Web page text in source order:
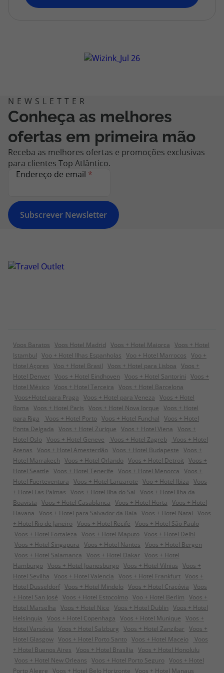
topatlantico@topatlantico.com
Conheça as melhores
ofertas em primeira mão
Receba as melhores ofertas e promoções exclusivas
para clientes Top Atlântico.
Endereço de email *
Subscrever Newsletter
Voos Baratos Voos Hotel Madrid Voos + Hotel Maiorca Voos + Hotel
Istambul Voo + Hotel Ilhas Espanholas Voo + Hotel Marrocos Voo +
Hotel Açores Voo + Hotel Brasil Voos + Hotel para Lisboa Voos +
Hotel Denver Voos + Hotel Eindhoven Voos + Hotel Santorini Voos +
Hotel México Voos + Hotel Terceira Voos + Hotel Barcelona
Voos+Hotel para Praga Voos + Hotel para Veneza Voos + Hotel
Roma Voos + Hotel Paris Voos + Hotel Nova Iorque Voos + Hotel
para Riga
Voos + Hotel Porto Voos + Hotel Funchal Voos + Hotel
Ponta Delgada Voos + Hotel Zurique Voos + Hotel Viena Voos +
Hotel Oslo Voos + Hotel Geneve Voos + Hotel Zagreb
Voos + Hotel
Atenas Voos + Hotel Amesterdão Voos + Hotel Budapeste Voos +
Hotel Marrakech Voos + Hotel Orlando Voos + Hotel Detroit Voos +
Hotel Seattle Voos + Hotel Tenerife Voos + Hotel Menorca Voos +
Hotel Fuerteventura Voos + Hotel Lanzarote Voo + Hotel Ibiza Voos
+ Hotel Las Palmas Voos + Hotel Ilha do Sal Voos + Hotel Ilha da
Boavista Voos + Hotel Casablanca Voos + Hotel Horta Voos + Hotel
Havana Voos + Hotel para Salvador da Baía Voos + Hotel Natal Voos
+ Hotel Rio de Janeiro Voos + Hotel Recife Voos + Hotel São Paulo
Voos + Hotel Fortaleza Voos + Hotel Maputo Voos + Hotel Delhi
Voos + Hotel Singapura Voos + Hotel Nantes Voos + Hotel Bergen
Voos + Hotel Salamanca Voos + Hotel Dakar Voos + Hotel
Hamburgo Voos + Hotel Joanesburgo Voos + Hotel Vilnius Voos +
Hotel Sevilha Voos + Hotel Valencia Voos + Hotel Frankfurt Voos +
Hotel Dusseldorf Voos + Hotel Mindelo Voos + Hotel Cracóvia Voos
+ Hotel San José Voos + Hotel Estocolmo Voo + Hotel Berlim Voos +
Hotel Marselha Voos + Hotel Nice Voos + Hotel Dublin Voos + Hotel
Helsínquia Voos + Hotel Copenhaga Voos + Hotel Munique Voos +
Hotel Varsóvia Voos + Hotel Salzburg Voos + Hotel Zanzibar Voos +
Hotel Glasgow Voos + Hotel Porto Santo Voos + Hotel Maceio
Voos
+ Hotel Buenos Aires Voos + Hotel Brasília Voos + Hotel Honolulu
Voos + Hotel New Orleans Voos + Hotel Porto Seguro Voos + Hotel
Porto Alegre Voos + Hotel Belo Horizonte Voos + Hotel Manaus